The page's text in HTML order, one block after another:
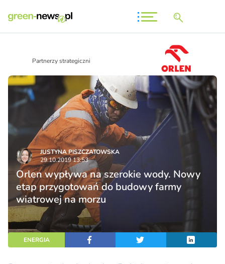
Partnerzy strategiczni
JUSTYNA PISZCZATOWSKA
29.10.2019 13:53
Orlen wypływa na szerokie wody. Nowy
etap przygotowań do budowy farmy
wiatrowej na morzu
ENERGIA